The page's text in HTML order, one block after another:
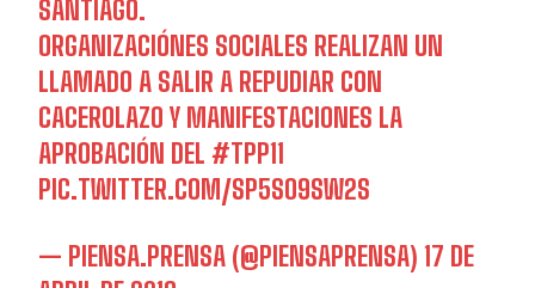
SANTIAGO.
ORGANIZACIÓNES SOCIALES REALIZAN UN
LLAMADO A SALIR A REPUDIAR CON
CACEROLAZO Y MANIFESTACIONES LA
APROBACIÓN DEL#TPP11
PIC.TWITTER.COM/SP5SO9SW2S
— PIENSA.PRENSA (@PIENSAPRENSA)17 DE